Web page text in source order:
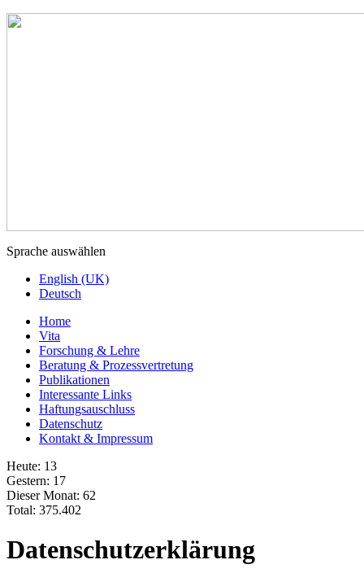
Sprache auswählen
English (UK)
Deutsch
Home
Vita
Forschung & Lehre
Beratung & Prozessvertretung
Publikationen
Interessante Links
Haftungsauschluss
Datenschutz
Kontakt & Impressum
Heute: 13
Gestern: 17
Dieser Monat: 62
Total: 375.402
Datenschutz­erklärung